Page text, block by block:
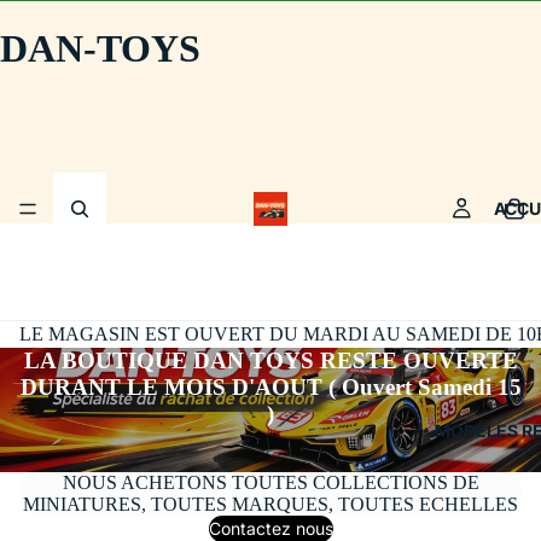
DAN-TOYS
MODÈLES
LE MAGASIN EST OUVERT DU MARDI AU SAMEDI DE
LA BOUTIQUE DAN TOYS RESTE OUVERTE
DURANT LE MOIS D'AOUT ( Ouvert Samedi 15
)
NOUS ACHETONS TOUTES COLLECTIONS DE
MINIATURES, TOUTES MARQUES, TOUTES ECHELLES
Contactez nous